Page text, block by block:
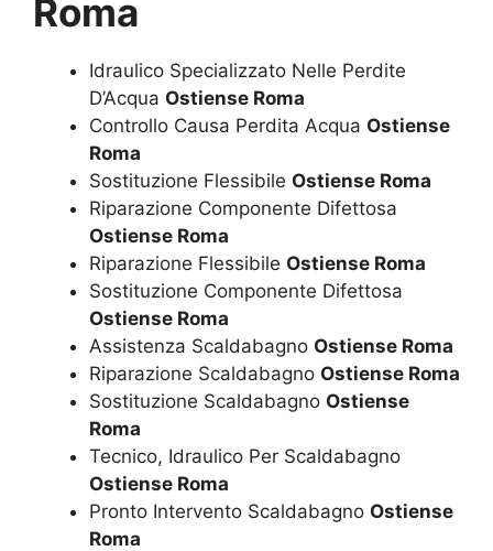
Roma
Idraulico Specializzato Nelle Perdite
D’Acqua Ostiense Roma
Controllo Causa Perdita Acqua Ostiense
Roma
Sostituzione Flessibile Ostiense Roma
Riparazione Componente Difettosa
Ostiense Roma
Riparazione Flessibile Ostiense Roma
Sostituzione Componente Difettosa
Ostiense Roma
Assistenza Scaldabagno Ostiense Roma
Riparazione Scaldabagno Ostiense Roma
Sostituzione Scaldabagno Ostiense
Roma
Tecnico, Idraulico Per Scaldabagno
Ostiense Roma
Pronto Intervento Scaldabagno Ostiense
Roma